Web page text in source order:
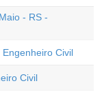
- RS -
Civil
Civil